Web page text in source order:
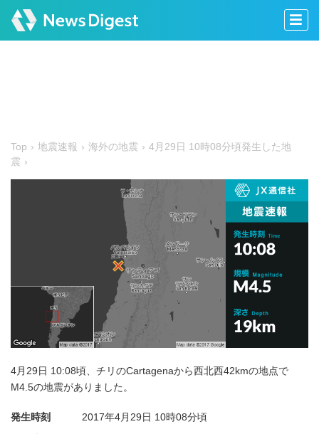
Top 地震速報 海外の地震
4月29日 10時08分頃発生した地
震
4月29日 10:08頃、チリのCartagenaから西北西42kmの地点で
M4.5の地震がありました。
発生時刻 2017年4月29日 10時08分頃